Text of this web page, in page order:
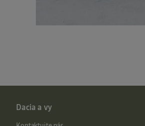
Dacia a vy